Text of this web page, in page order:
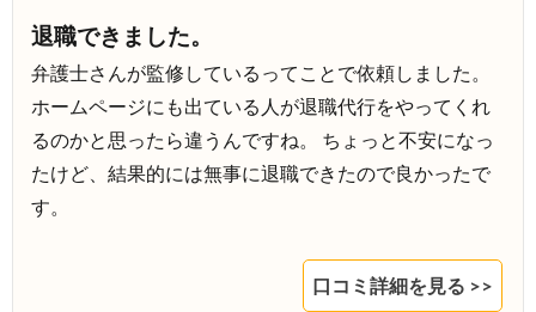
退職できました。
弁護士さんが監修しているってことで依頼しました。
ホームページにも出ている人が退職代行をやってくれ
るのかと思ったら違うんですね。 ちょっと不安になっ
たけど、結果的には無事に退職できたので良かったで
す。
口コミ詳細を見る >>